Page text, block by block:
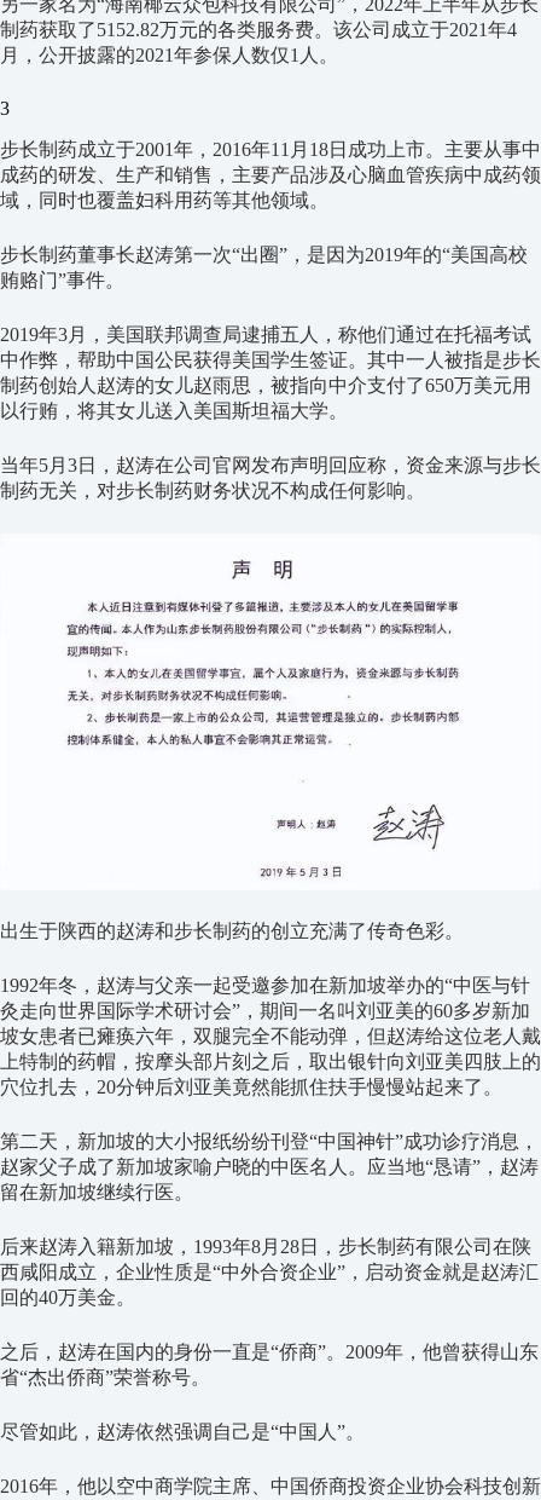
另一家名为“海南椰云众包科技有限公司”，2022年上半年从步长
制药获取了5152.82万元的各类服务费。该公司成立于2021年4
月，公开披露的2021年参保人数仅1人。
3
步长制药成立于2001年，2016年11月18日成功上市。主要从事中
成药的研发、生产和销售，主要产品涉及心脑血管疾病中成药领
域，同时也覆盖妇科用药等其他领域。
步长制药董事长赵涛第一次“出圈”，是因为2019年的“美国高校
贿赂门”事件。
2019年3月，美国联邦调查局逮捕五人，称他们通过在托福考试
中作弊，帮助中国公民获得美国学生签证。其中一人被指是步长
制药创始人赵涛的女儿赵雨思，被指向中介支付了650万美元用
以行贿，将其女儿送入美国斯坦福大学。
当年5月3日，赵涛在公司官网发布声明回应称，资金来源与步长
制药无关，对步长制药财务状况不构成任何影响。
出生于陕西的赵涛和步长制药的创立充满了传奇色彩。
1992年冬，赵涛与父亲一起受邀参加在新加坡举办的“中医与针
灸走向世界国际学术研讨会”，期间一名叫刘亚美的60多岁新加
坡女患者已瘫痪六年，双腿完全不能动弹，但赵涛给这位老人戴
上特制的药帽，按摩头部片刻之后，取出银针向刘亚美四肢上的
穴位扎去，20分钟后刘亚美竟然能抓住扶手慢慢站起来了。
第二天，新加坡的大小报纸纷纷刊登“中国神针”成功诊疗消息，
赵家父子成了新加坡家喻户晓的中医名人。应当地“恳请”，赵涛
留在新加坡继续行医。
后来赵涛入籍新加坡，1993年8月28日，步长制药有限公司在陕
西咸阳成立，企业性质是“中外合资企业”，启动资金就是赵涛汇
回的40万美金。
之后，赵涛在国内的身份一直是“侨商”。2009年，他曾获得山东
省“杰出侨商”荣誉称号。
尽管如此，赵涛依然强调自己是“中国人”。
2016年，他以空中商学院主席、中国侨商投资企业协会科技创新